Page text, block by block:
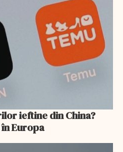
ieftine din China?
Europa